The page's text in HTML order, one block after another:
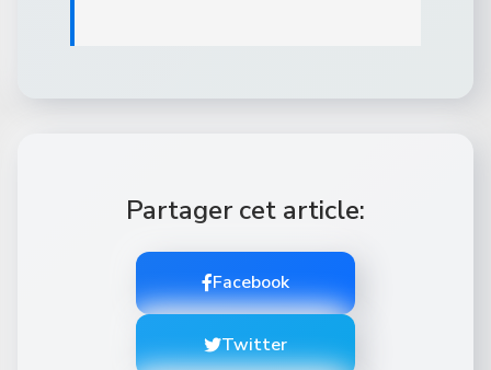
Partager cet article:
Facebook
Twitter